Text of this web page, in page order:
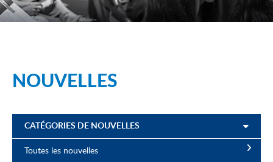
NOUVELLES
CATÉGORIES DE NOUVELLES
Toutes les nouvelles